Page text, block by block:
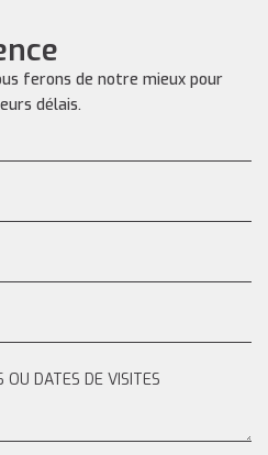
ferons de notre mieux pour
délais.